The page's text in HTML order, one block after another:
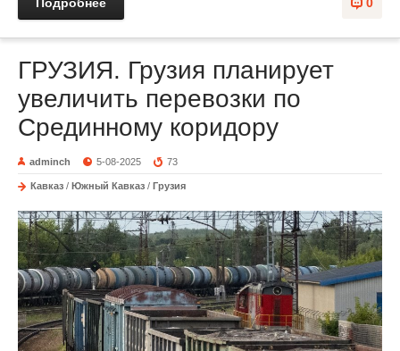
ГРУЗИЯ. Грузия планирует
увеличить перевозки по
Срединному коридору
adminch 5-08-2025 73
Кавказ / Южный Кавказ / Грузия